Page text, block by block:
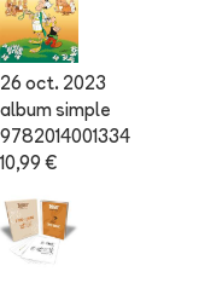
26 oct. 2023
album simple
9782014001334
10,99 €